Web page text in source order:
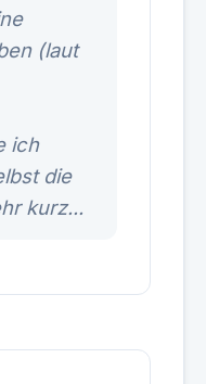
(laut
ich
die
kurz...